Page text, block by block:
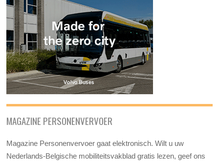
MAGAZINE PERSONENVERVOER
Magazine Personenvervoer gaat elektronisch. Wilt u uw
Nederlands-Belgische mobiliteitsvakblad gratis lezen, geef ons